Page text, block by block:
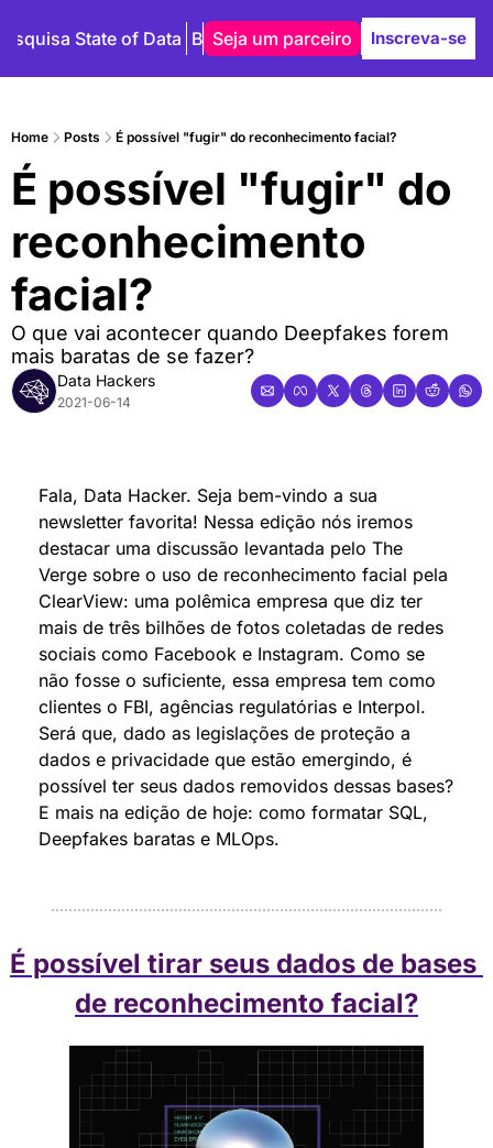
State of Data Blog Autores
Seja um parceiro Inscreva-se
Home Posts É possível "fugir" do reconhecimento facial?
É possível "fugir" do
reconhecimento
facial?
O que vai acontecer quando Deepfakes forem
mais baratas de se fazer?
Data Hackers
2021-06-14
Fala, Data Hacker. Seja bem-vindo a sua
newsletter favorita! Nessa edição nós iremos
destacar uma discussão levantada pelo The
Verge sobre o uso de reconhecimento facial pela
ClearView: uma polêmica empresa que diz ter
mais de três bilhões de fotos coletadas de redes
sociais como Facebook e Instagram. Como se
não fosse o suficiente, essa empresa tem como
clientes o FBI, agências regulatórias e Interpol.
Será que, dado as legislações de proteção a
dados e privacidade que estão emergindo, é
possível ter seus dados removidos dessas bases?
E mais na edição de hoje: como formatar SQL,
Deepfakes baratas e MLOps.
É possível tirar seus dados de bases
de reconhecimento facial?